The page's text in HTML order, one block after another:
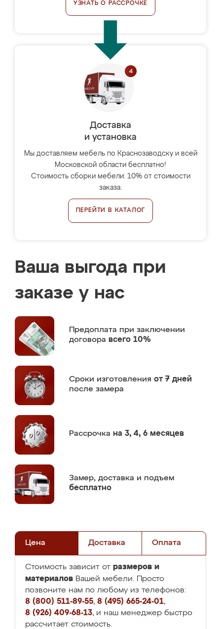
УЗНАТЬ О РАССРОЧКЕ
Доставка
и установка
Мы доставляем мебель по Краснозаводску и всей
Московской области бесплатно!
Стоимость сборки мебели: 10% от стоимости
заказа.
ПЕРЕЙТИ В КАТАЛОГ
Ваша выгода при
заказе у нас
Предоплата при заключении
договора всего 10%
Сроки изготовления от 7 дней
после замера
Рассрочка на 3, 4, 6 месяцев
Замер, доставка и подъем
бесплатно
Цена Доставка Оплата
Стоимость зависит от размеров и
материалов Вашей мебели. Просто
позвоните нам по любому из телефонов:
8 (800) 511-89-55, 8 (495) 665-24-01,
8 (926) 409-68-13, и наш менеджер быстро
рассчитает стоимость.